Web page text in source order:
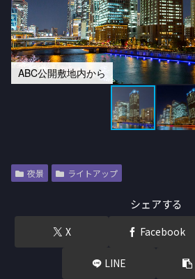
ABC公開敷地内から
夜景 ライトアップ
シェアする
X Facebook
LINE